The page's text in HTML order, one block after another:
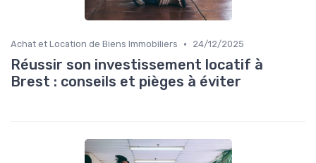
Achat et Location de Biens Immobiliers • 24/12/2025
Réussir son investissement locatif à
Brest : conseils et pièges à éviter